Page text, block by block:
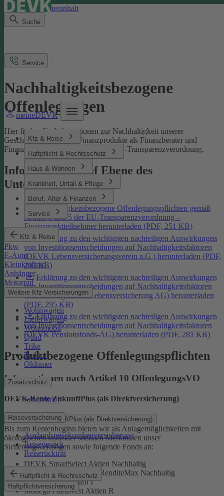
Direkt zum Seiteninhalt
Suche
meineDEVK
Kfz & Reise
Haftpflicht & Rechtsschutz
Haus & Wohnen
Krankheit, Unfall & Pflege
Beruf, Alter & Finanzen
Service
Kfz & Reise
Pkw
E-Auto
Kleinkraftrad
Anhänger
Motorrad
Weitere Kfz-Versicherungen
Wohnwagen
Lieferwagen
Wohnmobil
Quad
Trike
Traktor
Oldtimer
Zusatzschutz
Schutzbrief
Reiseversicherung
Auslandsreisekrankenversicherung
Reisegepäck
Reiserücktritt
Haftpflicht & Rechtsschutz
Haftpflichtversicherung
Service
Nachhaltigkeitsbezogene
Offenlegungen
Hier finden Sie Informationen zur Nachhaltigkeit unserer
Geschäftsprozesse und Finanzprodukte als Finanzberater und
Finanzmarktteilnehmer gemäß der EU-Transparenzverordnung.
Informationen auf Ebene des
Unternehmens
Nachhaltigkeitsbezogene Offenlegungspflichten gemäß
Artikel 3 und 5 der EU-Transparenzverordnung –
Finanzmarktteilnehmer herunterladen (PDF, 251 KB)
Erklärung zu den wichtigsten nachteiligen Auswirkungen
von Investitionsentscheidungen auf Nachhaltigkeitsfaktoren
(DEVK Lebensversicherungsverein a.G.) herunterladen (PDF,
293 KB)
Erklärung zu den wichtigsten nachteiligen Auswirkungen
von Investitionsentscheidungen auf Nachhaltigkeitsfaktoren
(DEVK Allgemeine Lebensversicherung AG) herunterladen
(PDF, 295 KB)
Erklärung zu den wichtigsten nachteiligen Auswirkungen
von Investitionsentscheidungen auf Nachhaltigkeitsfaktoren
(DEVK Pensionsfonds-AG) herunterladen (PDF, 281 KB)
Produktbezogene Offenlegungspflichten
Informationen nach Artikel 10 OffenlegungsVO
DEVK-Rente ZukunftPlus (als Direktversicherung)
DEVK-Rente ZukunftPlus (als Direktversicherung)
Bis zum Rentenbeginn bieten wir als Anlagemöglichkeiten mit
ökologischen und/oder sozialen Merkmalen unser
Sicherungsvermögen sowie folgende Fonds an:
DEVK SmartSelect Aktien Nachhaltig
DEVK-Anlagekonzept RenditeMax Nachhaltig
Lupus Alpha Return I
Monega FairInvest Aktien R